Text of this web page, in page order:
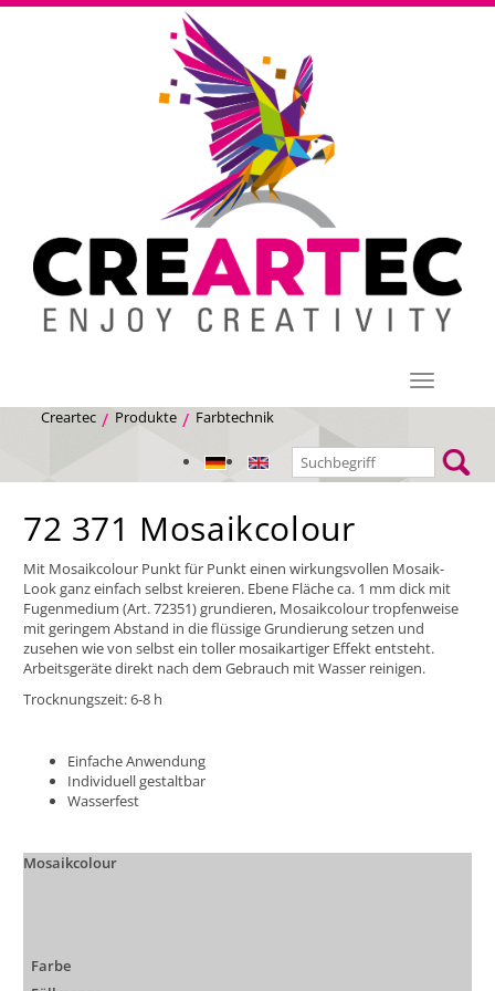
Menü
Creartec Produkte Farbtechnik
72 371 Mosaikcolour
Mit Mosaikcolour Punkt für Punkt einen wirkungsvollen Mosaik-
Look ganz einfach selbst kreieren. Ebene Fläche ca. 1 mm dick mit
Fugenmedium (Art. 72351) grundieren, Mosaikcolour tropfenweise
mit geringem Abstand in die flüssige Grundierung setzen und
zusehen wie von selbst ein toller mosaikartiger Effekt entsteht.
Arbeitsgeräte direkt nach dem Gebrauch mit Wasser reinigen.
Trocknungszeit: 6-8 h
Einfache Anwendung
Individuell gestaltbar
Wasserfest
Mosaikcolour
Farbe